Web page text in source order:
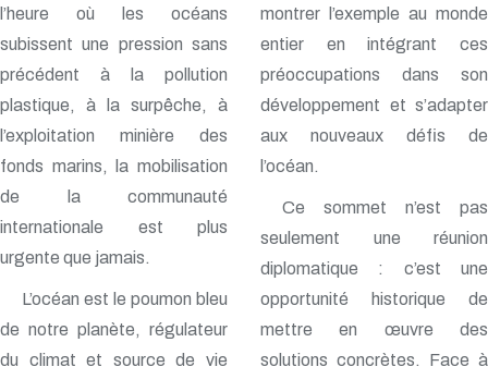
l’heure où les océans
subissent une pression sans
précédent à la pollution
plastique, à la surpêche, à
l’exploitation minière des
fonds marins, la mobilisation
de la communauté
internationale est plus
urgente que jamais.
L’océan est le poumon bleu
de notre planète, régulateur
du climat et source de vie
montrer l’exemple au monde
entier en intégrant ces
préoccupations dans son
développement et s’adapter
aux nouveaux défis de
l’océan.
Ce sommet n’est pas
seulement une réunion
diplomatique : c’est une
opportunité historique de
mettre en œuvre des
solutions concrètes. Face à